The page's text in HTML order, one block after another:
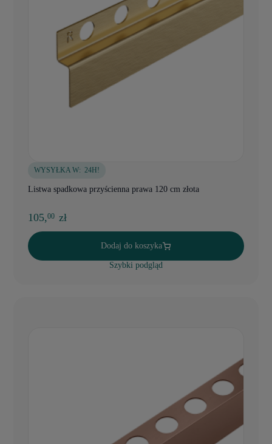
WYSYŁKA W: 24H!
Listwa spadkowa przyścienna prawa 120 cm złota
105,00 zł
Dodaj do koszyka
Szybki podgląd